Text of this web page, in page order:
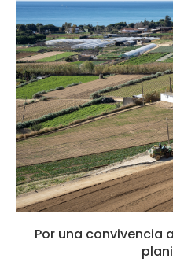
Por una convivencia